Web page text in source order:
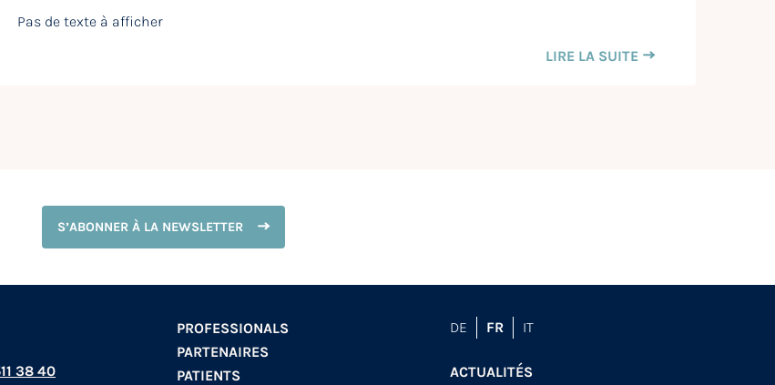
Pas de texte à afficher
LIRE LA SUITE
S’ABONNER À LA NEWSLETTER
38 40
PROFESSIONALS
PARTENAIRES
PATIENTS
DE FR IT
ACTUALITÉS